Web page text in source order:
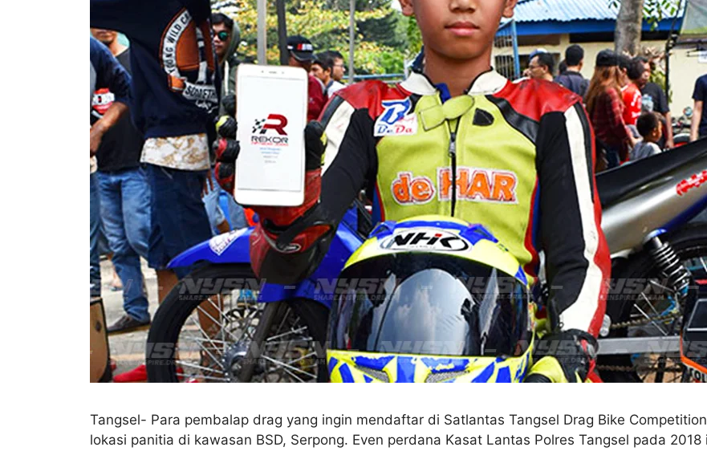
Tangsel- Para pembalap drag yang ingin mendaftar di Satlantas Tangsel Drag Bike
lokasi panitia di kawasan BSD, Serpong. Even perdana Kasat Lantas Polres Tangsel pada